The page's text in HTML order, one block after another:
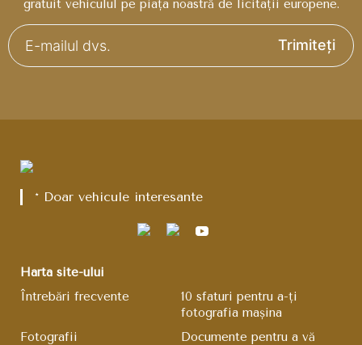
gratuit vehiculul pe piața noastră de licitații europene.
Trimiteți
* Doar vehicule interesante
Harta site-ului
Întrebări frecvente
10 sfaturi pentru a-ți
fotografia mașina
Fotografii
Documente pentru a vă